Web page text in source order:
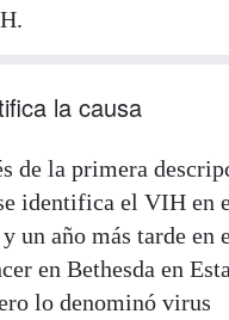
la causa
de la primera
identifica el VIH en
un año más tarde
en Bethesda en
lo denominó virus